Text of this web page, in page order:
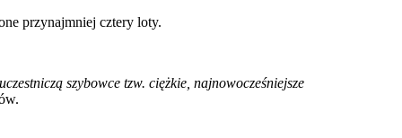
przynajmniej cztery loty.
szybowce tzw. ciężkie, najnowocześniejsze